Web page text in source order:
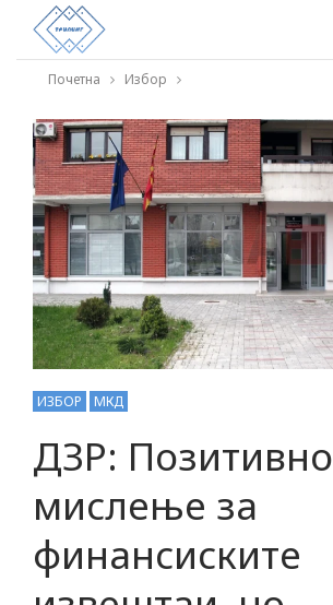
Почетна Избор
ИЗБОР МКД
ДЗР: Позитивно
мислење за
финансиските